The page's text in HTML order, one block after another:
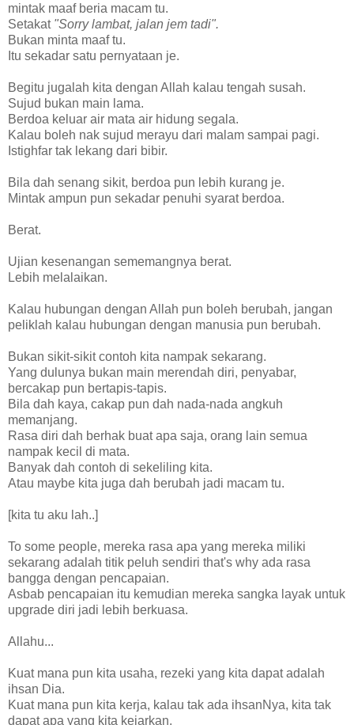
mintak maaf beria macam tu.
Setakat "Sorry lambat, jalan jem tadi".
Bukan minta maaf tu.
Itu sekadar satu pernyataan je.
Begitu jugalah kita dengan Allah kalau tengah susah.
Sujud bukan main lama.
Berdoa keluar air mata air hidung segala.
Kalau boleh nak sujud merayu dari malam sampai pagi.
Istighfar tak lekang dari bibir.
Bila dah senang sikit, berdoa pun lebih kurang je.
Mintak ampun pun sekadar penuhi syarat berdoa.
Berat.
Ujian kesenangan sememangnya berat.
Lebih melalaikan.
Kalau hubungan dengan Allah pun boleh berubah, jangan
peliklah kalau hubungan dengan manusia pun berubah.
Bukan sikit-sikit contoh kita nampak sekarang.
Yang dulunya bukan main merendah diri, penyabar,
bercakap pun bertapis-tapis.
Bila dah kaya, cakap pun dah nada-nada angkuh
memanjang.
Rasa diri dah berhak buat apa saja, orang lain semua
nampak kecil di mata.
Banyak dah contoh di sekeliling kita.
Atau maybe kita juga dah berubah jadi macam tu.
[kita tu aku lah..]
To some people, mereka rasa apa yang mereka miliki
sekarang adalah titik peluh sendiri that's why ada rasa
bangga dengan pencapaian.
Asbab pencapaian itu kemudian mereka sangka layak untuk
upgrade diri jadi lebih berkuasa.
Allahu...
Kuat mana pun kita usaha, rezeki yang kita dapat adalah
ihsan Dia.
Kuat mana pun kita kerja, kalau tak ada ihsanNya, kita tak
dapat apa yang kita kejarkan.